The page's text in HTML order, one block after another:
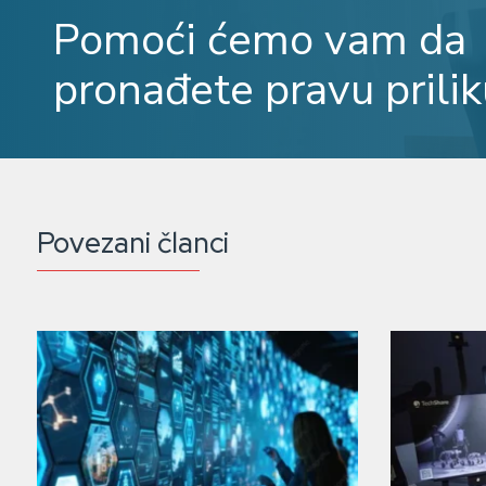
Pomoći ćemo vam da
pronađete pravu
Povezani članci